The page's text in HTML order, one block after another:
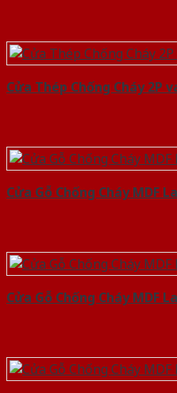
Cửa Thép Chống Cháy 2P
Cửa Gỗ Chống Cháy MDF
Cửa Gỗ Chống Cháy MDF